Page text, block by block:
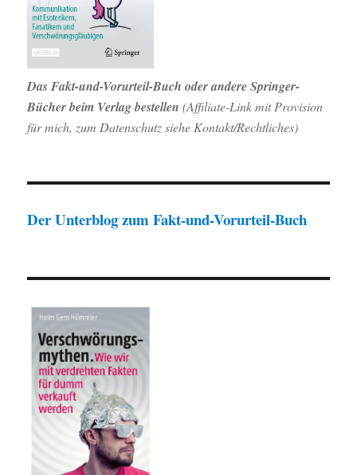
Das Fakt-und-Vorurteil-Buch oder andere Springer-
Bücher beim Verlag bestellen (Affiliate-Link mit Provision
für mich, zum Datenschutz siehe Kontakt/Rechtliches)
Der Unterblog zum Fakt-und-Vorurteil-Buch